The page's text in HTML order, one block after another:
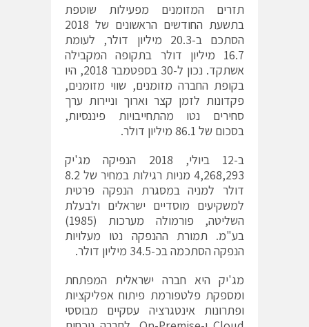
תזרים המזומנים מפעילות שוטפת
בתשעת החודשים הראשונים של 2018
הסתכם ב-20.3 מיליון דולר, לעומת
16.7 מיליון דולר בתקופה המקבילה
אשתקד. נכון ל-30 בספטמבר 2018, היו
בקופת החברה מזומנים, שווי מזומנים,
פקדונות לזמן קצר וארוך וניירות ערך
סחירים נטו מהתחייבויות פיננסיות,
בסכום של 86.1 מיליון דולר.
ב-12 ביולי, 2018 הנפיקה מג'יק
4,268,293 מניות רגילות במחיר של 8.2
דולר למניה במסגרת הנפקה פרטית
למשקיעים מוסדיים ישראלים ולבעלת
השליטה, פורמולה מערכות (1985)
בע"מ. תמורת ההנפקה נטו מעלויות
הנפקה הסתכמה בכ-34.5 מיליון דולר.
מג'יק היא חברה ישראלית המפתחת
ומספקת פלטפורמת פיתוח אפליקציות
ופתרונות אינטגרציה עסקיים מבוססי